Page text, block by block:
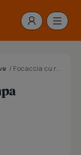
/ Focaccia cu rosii si ceapa caramelizata